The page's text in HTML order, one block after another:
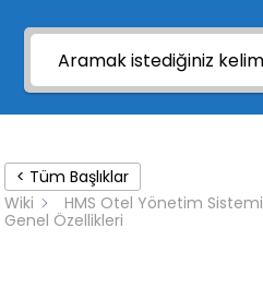
< Tüm Başlıklar
Wiki
HMS Otel Yönetim Sistemi
Genel Özellikleri